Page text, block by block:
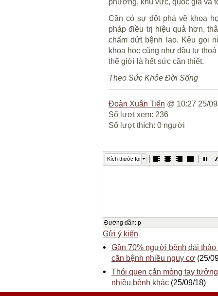
phương, khu vực, quốc gia và
Cần có sự đột phá về khoa
pháp điều trị hiệu quả hơn,
chấm dứt bệnh lao. Kêu gọi
khoa học cũng như đầu tư
thế giới là hết sức cần thiết.
Theo Sức Khỏe Đời Sống
Đoàn Xuân Tiến @ 10:27 25/
Số lượt xem: 236
Số lượt thích: 0 người
Kích thước font
Đường dẫn: p
Gửi ý kiến
Gần 70% người bệnh đái
căn bệnh nhiều nguy cơ (25/
Thói quen cắn mòng tay
nhiều bệnh khác (25/09/18)